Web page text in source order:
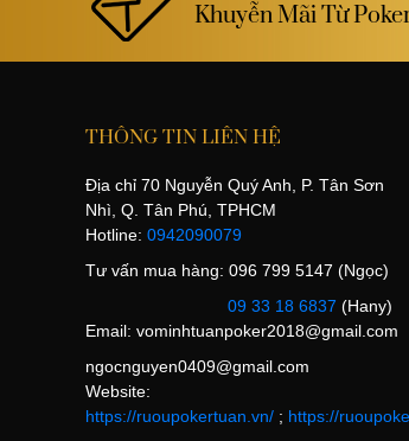
Khuyễn Mãi Từ
THÔNG TIN LIÊN HỆ
Địa chỉ 70 Nguyễn Quý Anh, P. Tân Sơn
Nhì, Q. Tân Phú, TPHCM
Hotline: 0942090079
Tư vấn mua hàng: 096 799 5147 (Ngọc)
09 33 18 6837 (Hany)
Email: vominhtuanpoker2018@gmail.com
ngocnguyen0409@gmail.com
Website:
https://ruoupokertuan.vn/ ; https://